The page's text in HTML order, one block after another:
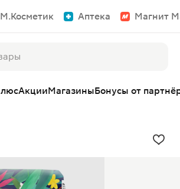
М.Косметик Аптека Магнит
АкцииМагазиныБонусы от